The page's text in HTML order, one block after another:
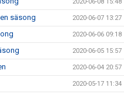
2020-06-08 15:48
säsong 2020-06-07 13:27
2020-06-06 09:18
2020-06-05 15:57
2020-06-04 20:57
2020-05-17 11:34